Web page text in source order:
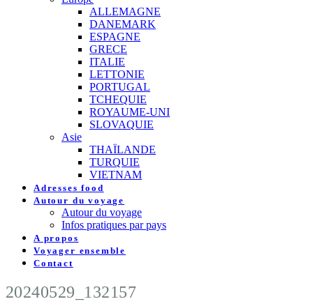
ALLEMAGNE
DANEMARK
ESPAGNE
GRECE
ITALIE
LETTONIE
PORTUGAL
TCHEQUIE
ROYAUME-UNI
SLOVAQUIE
Asie
THAÏLANDE
TURQUIE
VIETNAM
Adresses food
Autour du voyage
Autour du voyage
Infos pratiques par pays
A propos
Voyager ensemble
Contact
20240529_132157